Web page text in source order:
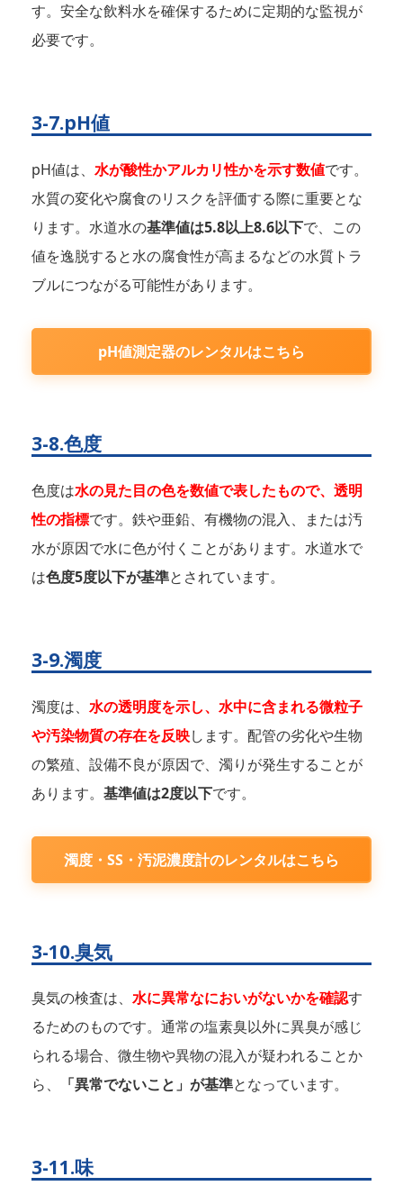
す。安全な飲料水を確保するために定期的な監視が
必要です。
3-7.pH値
pH値は、 水が酸性かアルカリ性かを示す数値です。
水質の変化や腐食のリスクを評価する際に重要とな
ります。水道水の基準値は5.8以上8.6以下で、この
値を逸脱すると水の腐食性が高まるなどの水質トラ
ブルにつながる可能性があります。
pH値測定器のレンタルはこちら
3-8.色度
色度は水の見た目の色を数値で表したもので、透明
性の指標です。鉄や亜鉛、有機物の混入、または汚
水が原因で水に色が付くことがあります。水道水で
は色度5度以下が基準とされています。
3-9.濁度
濁度は、 水の透明度を示し、水中に含まれる微粒子
や汚染物質の存在を反映します。配管の劣化や生物
の繁殖、設備不良が原因で、濁りが発生することが
あります。 基準値は2度以下です。
濁度・SS・汚泥濃度計のレンタルはこちら
3-10.臭気
臭気の検査は、 水に異常なにおいがないかを確認す
るためのものです。通常の塩素臭以外に異臭が感じ
られる場合、微生物や異物の混入が疑われることか
ら、
「異常でないこと」が基準となっています。
3-11.味